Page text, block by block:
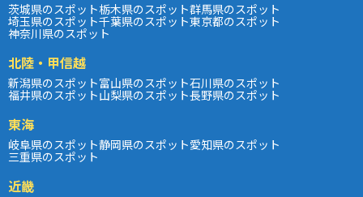
茨城県のスポット栃木県のスポット群馬県のスポット
埼玉県のスポット千葉県のスポット東京都のスポット
神奈川県のスポット
北陸・甲信越
新潟県のスポット富山県のスポット石川県のスポット
福井県のスポット山梨県のスポット長野県のスポット
東海
岐阜県のスポット静岡県のスポット愛知県のスポット
三重県のスポット
近畿